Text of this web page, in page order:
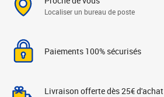
Localiser un bureau de poste
Paiements 100% sécurisés
Livraison offerte dès 25€ d'achat